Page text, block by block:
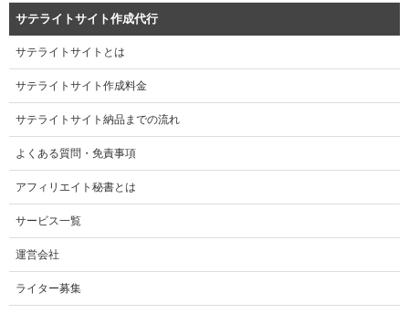
サテライトサイト作成代行
サテライトサイトとは
サテライトサイト作成料金
サテライトサイト納品までの流れ
よくある質問・免責事項
アフィリエイト秘書とは
サービス一覧
運営会社
ライター募集